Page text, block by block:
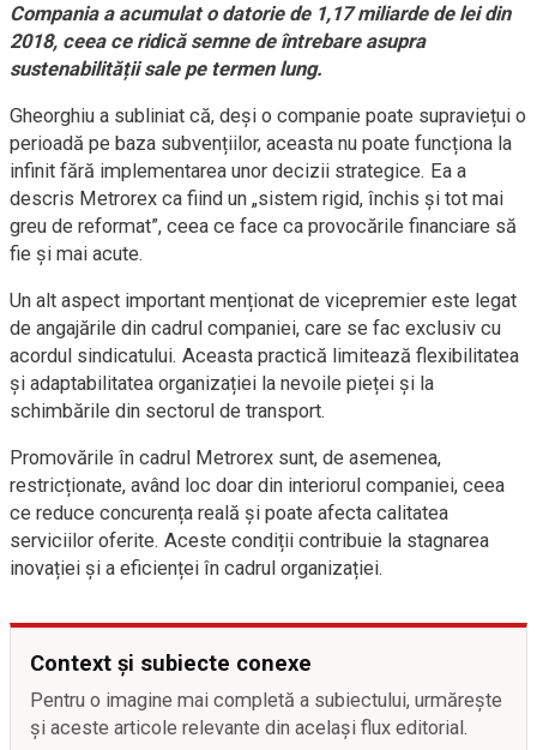
Compania a acumulat o datorie de 1,17 miliarde de lei din
2018, ceea ce ridică semne de întrebare asupra
sustenabilității sale pe termen lung.
Gheorghiu a subliniat că, deși o companie poate supraviețui o
perioadă pe baza subvențiilor, aceasta nu poate funcționa la
infinit fără implementarea unor decizii strategice. Ea a
descris Metrorex ca fiind un „sistem rigid, închis și tot mai
greu de reformat”, ceea ce face ca provocările financiare să
fie și mai acute.
Un alt aspect important menționat de vicepremier este legat
de angajările din cadrul companiei, care se fac exclusiv cu
acordul sindicatului. Aceasta practică limitează flexibilitatea
și adaptabilitatea organizației la nevoile pieței și la
schimbările din sectorul de transport.
Promovările în cadrul Metrorex sunt, de asemenea,
restricționate, având loc doar din interiorul companiei, ceea
ce reduce concurența reală și poate afecta calitatea
serviciilor oferite. Aceste condiții contribuie la stagnarea
inovației și a eficienței în cadrul organizației.
Context și subiecte conexe
Pentru o imagine mai completă a subiectului, urmărește
și aceste articole relevante din același flux editorial.